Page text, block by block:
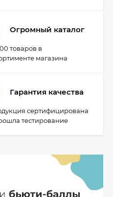
Огромный каталог
товаров в
магазина
Гарантия качества
сертифицирована
тестирование